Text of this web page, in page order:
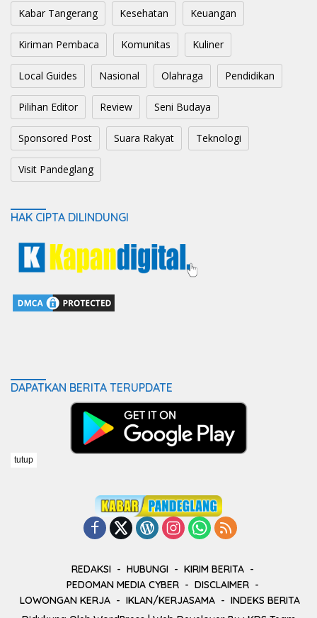
Kabar Tangerang Kesehatan Keuangan
Kiriman Pembaca Komunitas Kuliner
Local Guides Nasional Olahraga Pendidikan
Pilihan Editor Review Seni Budaya
Sponsored Post Suara Rakyat Teknologi
Visit Pandeglang
HAK CIPTA DILINDUNGI
DAPATKAN BERITA TERUPDATE
REDAKSI HUBUNGI
KIRIM BERITA
PEDOMAN MEDIA CYBER
DISCLAIMER
LOWONGAN KERJA
IKLAN/KERJASAMA
INDEKS BERITA
tutup